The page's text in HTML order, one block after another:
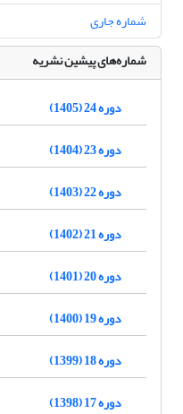
شماره جاری
شماره‌های پیشین نشریه
دوره 24 (1405)
دوره 23 (1404)
دوره 22 (1403)
دوره 21 (1402)
دوره 20 (1401)
دوره 19 (1400)
دوره 18 (1399)
دوره 17 (1398)